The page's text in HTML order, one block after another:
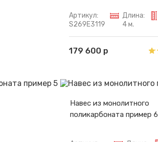
Артикул:
S269E3119
Длина:
4 м.
179 600 р
Навес из монолитного
поликарбоната пример 6